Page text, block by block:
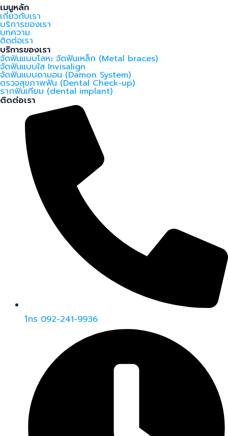
เมนูหลัก
เกี่ยวกับเรา
บริการของเรา
บทความ
ติดต่อเรา
บริการของเรา
จัดฟันแบบโลหะ จัดฟันเหล็ก (Metal braces)
จัดฟันแบบใส Invisalign
จัดฟันแบบดามอน (Damon System)
ตรวจสุขภาพฟัน (Dental Check-up)
รากฟันเทียม (dental implant)
ติดต่อเรา
โทร 092-241-9936